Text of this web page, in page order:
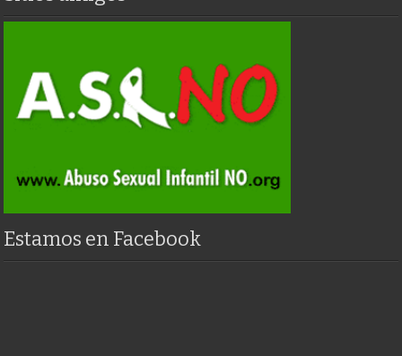
Estamos en Facebook